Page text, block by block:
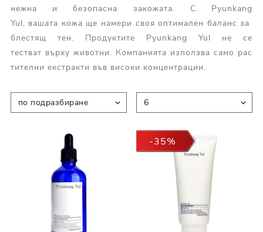
нежна и безопасна закожата. С Pyunkang
Yul, вашата кожа ще намери своя оптимален баланс за
блестящ тен. Продуктите Pyunkang Yul не се
тестват върху животни. Компанията използва само рас
тителни екстракти във високи концентрации.
-35%